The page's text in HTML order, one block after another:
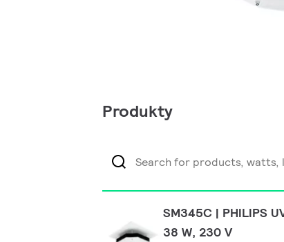
Produkty
SM345C | PHILIPS
38 W, 230 V